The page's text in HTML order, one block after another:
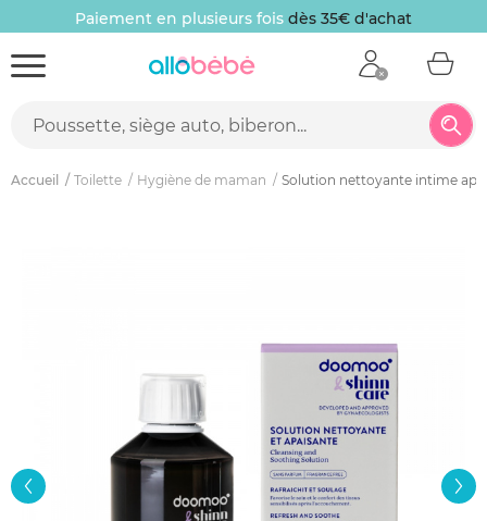
Paiement en plusieurs fois dès 35€ d'achat
Accueil Toilette Hygiène de maman Solution nettoyante intime